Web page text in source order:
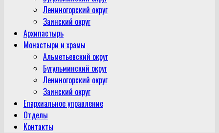
Лениногорский округ
Заинский округ
Архипастырь
Монастыри и храмы
Альметьевский округ
Бугульминский округ
Лениногорский округ
Заинский округ
Епархиальное управление
Отделы
Контакты